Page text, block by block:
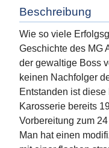
Beschreibung
Wie so viele
Geschichte des MG
der gewaltige Boss
keinen Nachfolger
Entstanden ist
Karosserie bereits
Vorbereitung zum
Man hat einen